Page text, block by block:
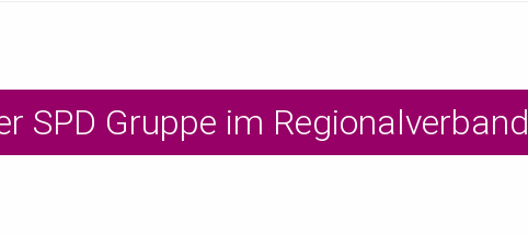
SPD Gruppe im Regionalverband